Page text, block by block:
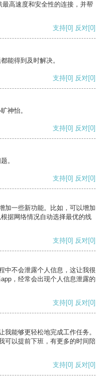
高速度和安全性的连接，并帮
支持[0] 反对[0]
能得到及时解决。
支持[0] 反对[0]
神怡。
支持[0] 反对[0]
。
支持[0] 反对[0]
加一些新功能。比如，可以增加
据网络情况自动选择最优的线
支持[0] 反对[0]
中不会泄露个人信息，这让我很
，经常会出现个人信息泄露的
支持[0] 反对[0]
能够更轻松地完成工作任务。
可以提前下班，有更多的时间陪
支持[0] 反对[0]